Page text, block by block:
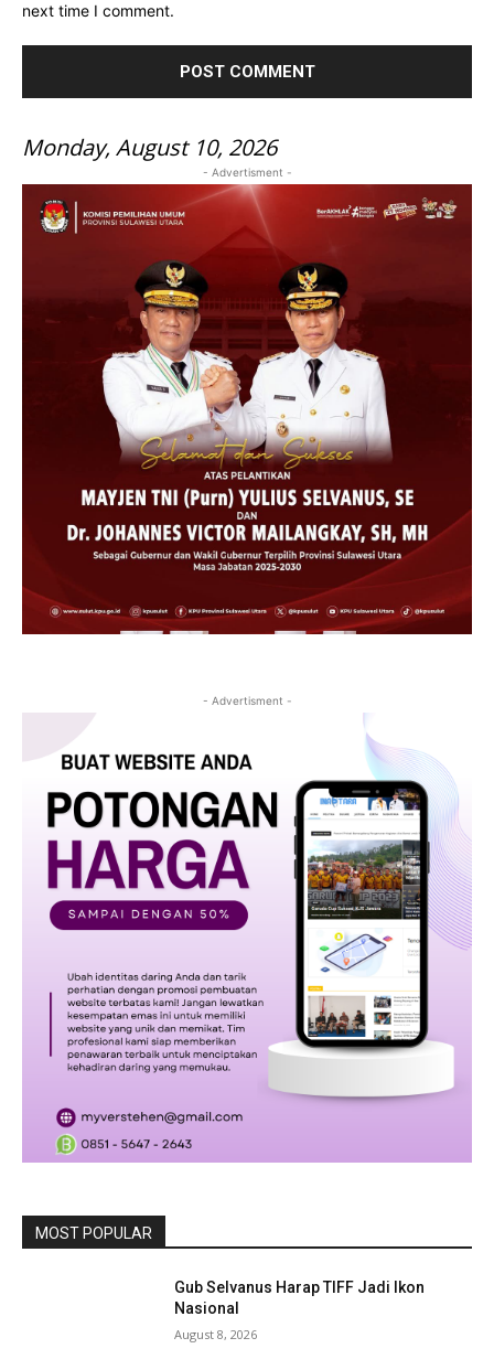
next time I comment.
Monday, August 10, 2026
- Advertisment -
- Advertisment -
MOST POPULAR
Gub Selvanus Harap TIFF Jadi Ikon
Nasional
August 8, 2026